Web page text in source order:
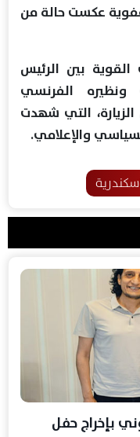
عكست حالة من
بين الرئيس
الفرنسي
التي شهدت
والإعلامي.
بإخراج حفل